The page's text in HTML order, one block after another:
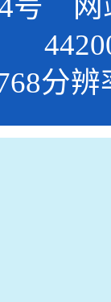
号 网
分